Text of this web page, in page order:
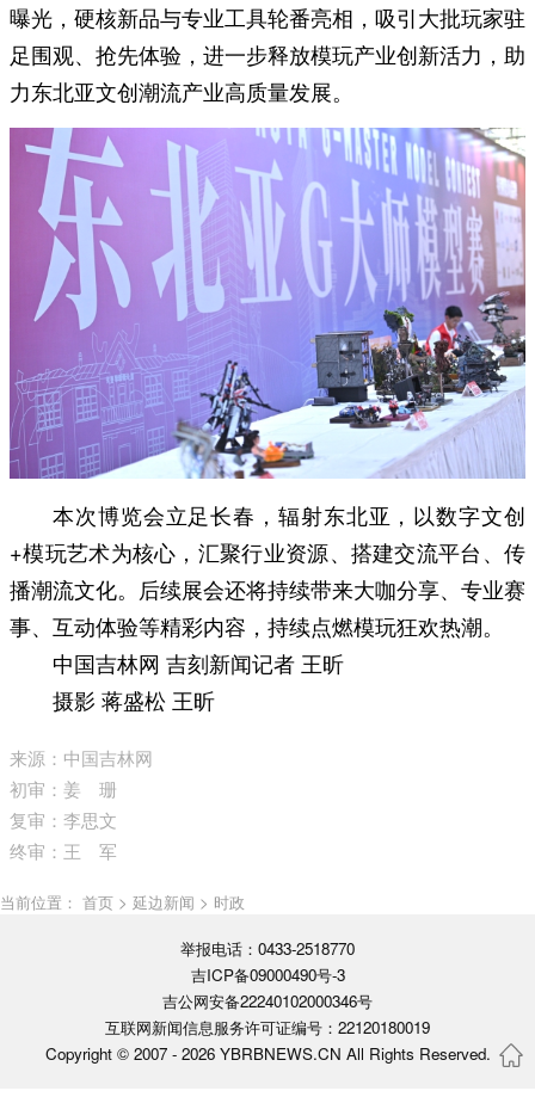
曝光，硬核新品与专业工具轮番亮相，吸引大批玩家驻
足围观、抢先体验，进一步释放模玩产业创新活力，助
力东北亚文创潮流产业高质量发展。
本次博览会立足长春，辐射东北亚，以数字文创
+模玩艺术为核心，汇聚行业资源、搭建交流平台、传
播潮流文化。后续展会还将持续带来大咖分享、专业赛
事、互动体验等精彩内容，持续点燃模玩狂欢热潮。
中国吉林网 吉刻新闻记者 王昕
摄影 蒋盛松 王昕
来源：中国吉林网
初审：姜 珊
复审：李思文
终审：王 军
当前位置： 首页 > 延边新闻 > 时政
举报电话：0433-2518770
吉ICP备09000490号-3
吉公网安备22240102000346号
互联网新闻信息服务许可证编号：22120180019
Copyright © 2007 - 2026 YBRBNEWS.CN All Rights Reserved.